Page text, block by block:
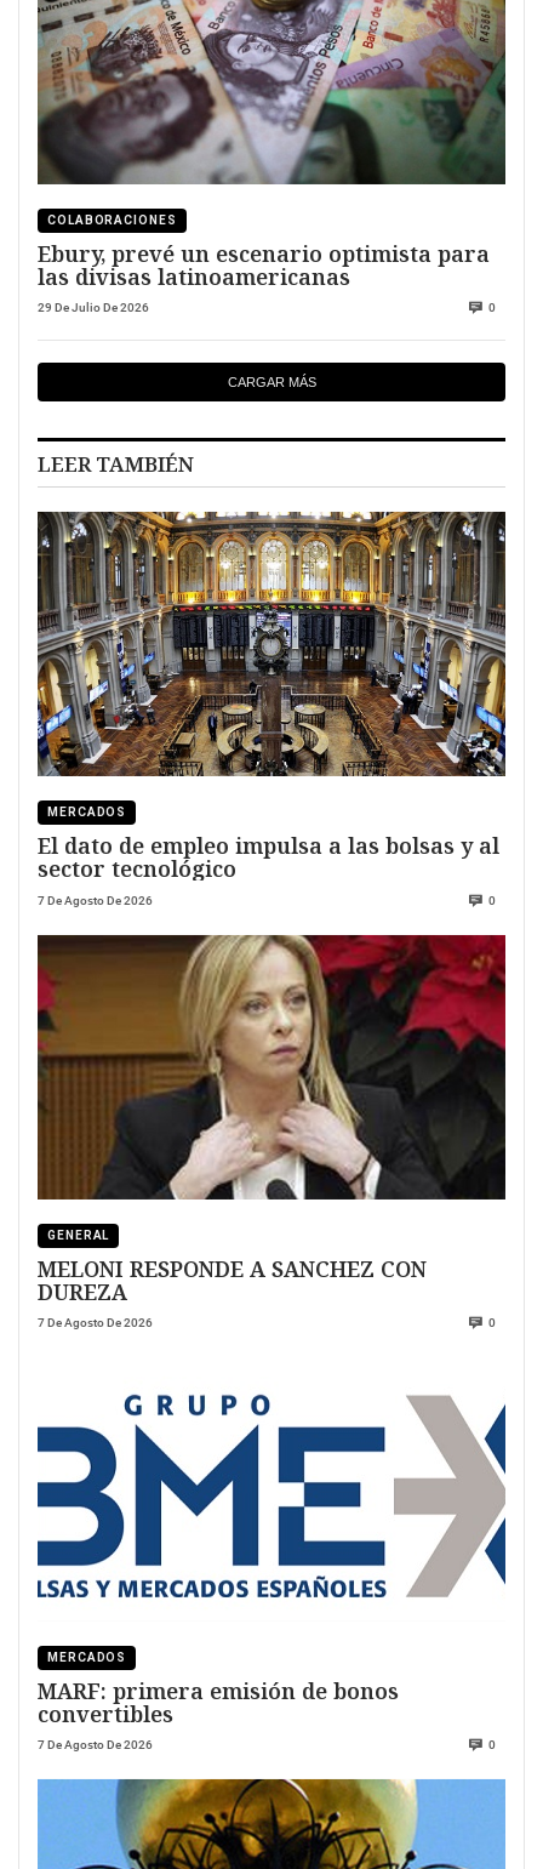
COLABORACIONES
Ebury, prevé un escenario optimista para
las divisas latinoamericanas
29 De Julio De 2026 0
CARGAR MÁS
LEER TAMBIÉN
MERCADOS
El dato de empleo impulsa a las bolsas y al
sector tecnológico
7 De Agosto De 2026 0
GENERAL
MELONI RESPONDE A SANCHEZ CON
DUREZA
7 De Agosto De 2026 0
MERCADOS
MARF: primera emisión de bonos
convertibles
7 De Agosto De 2026 0